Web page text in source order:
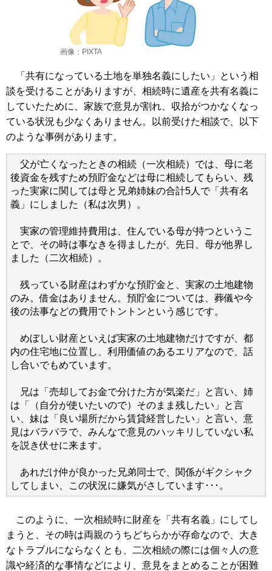
画像：PIXTA
「共有になっている土地を単独名義にしたい」という相
談を受けることがありますが、相続時に遺産を共有名義に
していたために、家族で意見が割れ、収拾がつかなくなっ
ている状況も少なくありません。以前受けた相談で、以下
のような事例があります。
父が亡くなったときの相続（一次相続）では、母に老
後資金を残すため預貯金などは母に相続してもらい、残
った実家に関しては母と兄弟姉妹の合計5人で「共有名
義」にしました（私は次男）。
実家の管理維持費用は、住んでいる母が持つというこ
とで、その時は事なきを得ましたが、先日、母が他界し
ました（二次相続）。
残っている財産はわずかな預貯金と、実家の土地建物
のみ。借金はありません。預貯金については、葬儀や今
後の法事などの費用でトントンという感じです。
めぼしい財産といえば実家の土地建物だけですが、都
内の住宅地に位置し、利用価値のあるエリアなので、話
し合いでもめています。
兄は「売却してお金で分けた方が気楽だ」と言い、姉
は「（自分が使いたいので）そのまま残したい」と言
い、妹は「良い場所だから賃貸経営したい」と言い、意
見はバラバラで、みんなで意見のハッキリしていない私
を説き伏せに来ます。
あれだけ仲が良かった兄弟同士で、関係がギクシャク
してしまい、この状況に嫌気がさしています･･･。
このように、一次相続時に財産を「共有名義」にしてし
まうと、その時は両親のうちどちらかが存命なので、大き
なトラブルにならなくとも、二次相続の際には個々人の意
識や経済的な事情などにより、意見をまとめることが困難